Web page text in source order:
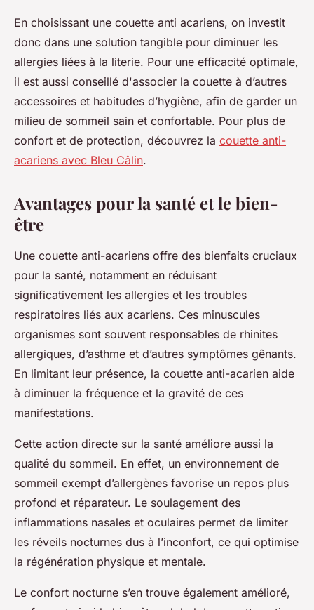
En choisissant une couette anti acariens, on investit
donc dans une solution tangible pour diminuer les
allergies liées à la literie. Pour une efficacité optimale,
il est aussi conseillé d'associer la couette à d’autres
accessoires et habitudes d’hygiène, afin de garder un
milieu de sommeil sain et confortable. Pour plus de
confort et de protection, découvrez la couette anti-
acariens avec Bleu Câlin.
Avantages pour la santé et le bien-
être
Une couette anti-acariens offre des bienfaits cruciaux
pour la santé, notamment en réduisant
significativement les allergies et les troubles
respiratoires liés aux acariens. Ces minuscules
organismes sont souvent responsables de rhinites
allergiques, d’asthme et d’autres symptômes gênants.
En limitant leur présence, la couette anti-acarien aide
à diminuer la fréquence et la gravité de ces
manifestations.
Cette action directe sur la santé améliore aussi la
qualité du sommeil. En effet, un environnement de
sommeil exempt d’allergènes favorise un repos plus
profond et réparateur. Le soulagement des
inflammations nasales et oculaires permet de limiter
les réveils nocturnes dus à l’inconfort, ce qui optimise
la régénération physique et mentale.
Le confort nocturne s’en trouve également amélioré,